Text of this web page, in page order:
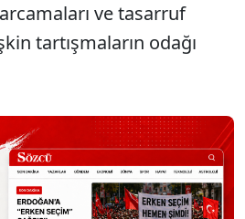
ve tasarruf
tartışmaların odağı